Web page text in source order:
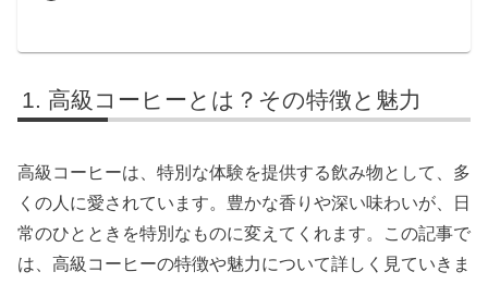
高級コーヒーとは？その特徴と魅力
高級コーヒーは、特別な体験を提供する飲み物として、多
くの人に愛されています。豊かな香りや深い味わいが、日
常のひとときを特別なものに変えてくれます。この記事で
は、高級コーヒーの特徴や魅力について詳しく見ていきま